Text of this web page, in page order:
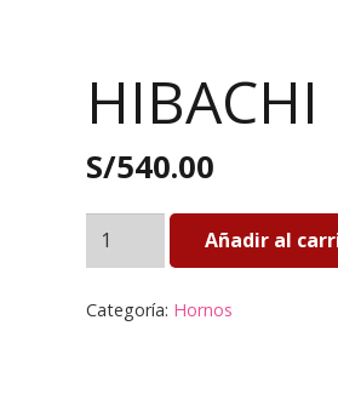
S/540.00
HIBACHI
REDONDO
cantidad
Añadir al
Categoría: Hornos